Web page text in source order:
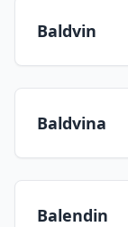
Baldvin
Baldvina
Balendin